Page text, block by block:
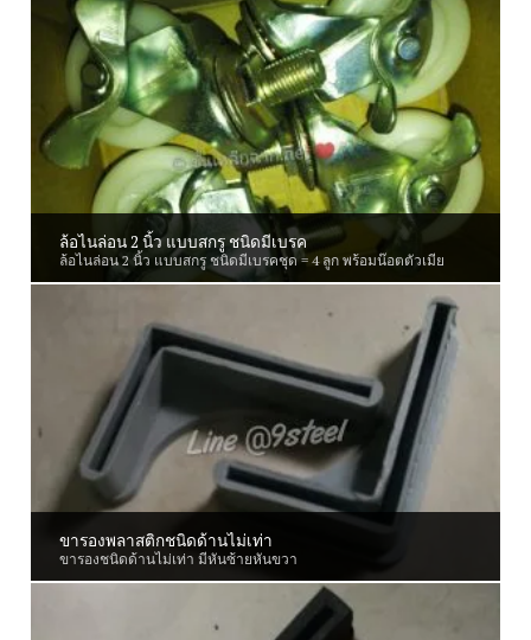
ล้อไนล่อน 2 นิ้ว แบบสกรู ชนิดมีเบรค
ล้อไนล่อน 2 นิ้ว แบบสกรู ชนิดมีเบรคชุด = 4 ลูก พร้อมน๊อตตัวเมีย
ขารองพลาสติกชนิดด้านไม่เท่า
ขารองชนิดด้านไม่เท่า มีหันซ้ายหันขวา